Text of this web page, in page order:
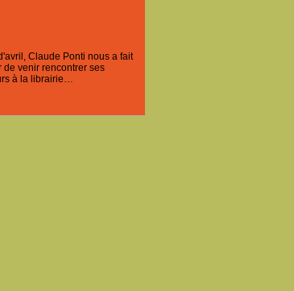
Claude Ponti nous a fait
de venir rencontrer ses
à la librairie…